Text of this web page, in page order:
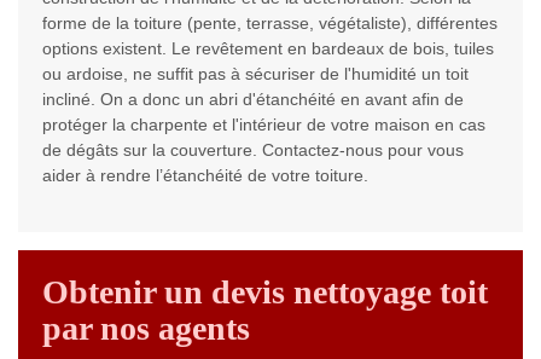
forme de la toiture (pente, terrasse, végétaliste), différentes
options existent. Le revêtement en bardeaux de bois, tuiles
ou ardoise, ne suffit pas à sécuriser de l'humidité un toit
incliné. On a donc un abri d'étanchéité en avant afin de
protéger la charpente et l'intérieur de votre maison en cas
de dégâts sur la couverture. Contactez-nous pour vous
aider à rendre l’étanchéité de votre toiture.
Obtenir un devis nettoyage toit
par nos agents